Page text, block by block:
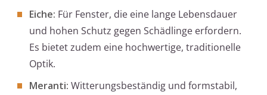
Eiche: Für Fenster, die eine lange Lebensdauer
und hohen Schutz gegen Schädlinge erfordern.
Es bietet zudem eine hochwertige, traditionelle
Optik.
Meranti: Witterungsbeständig und formstabil,